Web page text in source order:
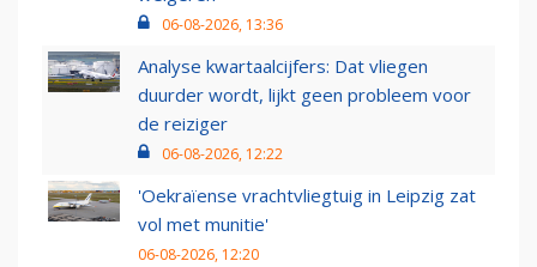
06-08-2026, 13:36
Analyse kwartaalcijfers: Dat vliegen
duurder wordt, lijkt geen probleem voor
de reiziger
06-08-2026, 12:22
'Oekraïense vrachtvliegtuig in Leipzig zat
vol met munitie'
06-08-2026, 12:20